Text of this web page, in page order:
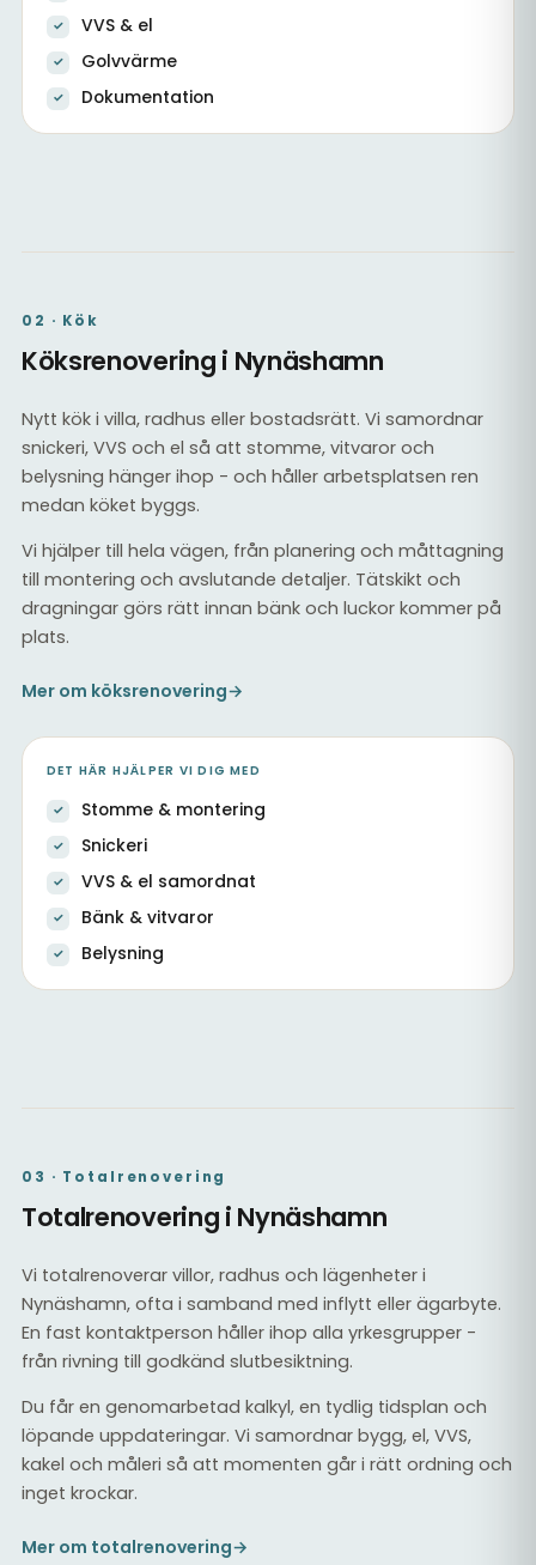
VVS & el
Golvvärme
Dokumentation
Helkaklat badrum med nytt tätskikt
02 · Kök
Köksrenovering i Nynäshamn
Nytt kök i villa, radhus eller bostadsrätt. Vi samordnar
snickeri, VVS och el så att stomme, vitvaror och
belysning hänger ihop - och håller arbetsplatsen ren
medan köket byggs.
Vi hjälper till hela vägen, från planering och måttagning
till montering och avslutande detaljer. Tätskikt och
dragningar görs rätt innan bänk och luckor kommer på
plats.
Mer om köksrenovering→
DET HÄR HJÄLPER VI DIG MED
Stomme & montering
Snickeri
VVS & el samordnat
Bänk & vitvaror
Belysning
Kök med ny stomme & samordnad VVS
03 · Totalrenovering
Totalrenovering i Nynäshamn
Vi totalrenoverar villor, radhus och lägenheter i
Nynäshamn, ofta i samband med inflytt eller ägarbyte.
En fast kontaktperson håller ihop alla yrkesgrupper -
från rivning till godkänd slutbesiktning.
Du får en genomarbetad kalkyl, en tydlig tidsplan och
löpande uppdateringar. Vi samordnar bygg, el, VVS,
kakel och måleri så att momenten går i rätt ordning och
inget krockar.
Mer om totalrenovering→